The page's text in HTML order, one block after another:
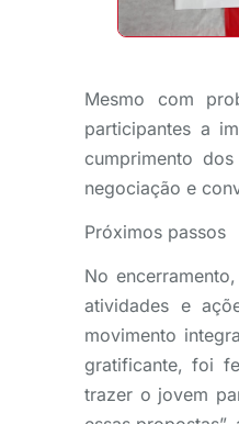
Mesmo com
participantes a
cumprimento
negociação e
Próximos passos
No
atividades e
movimento
gratificante, foi
trazer o jovem